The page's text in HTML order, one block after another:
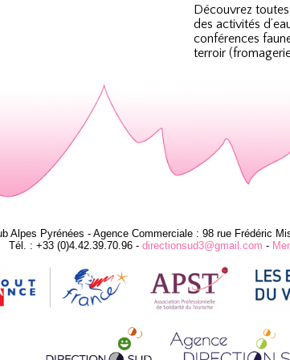
Découvrez
des activités
conférences
terroir
Alpes Pyrénées - Agence Commerciale : 98 rue Frédéric
Tél. : +33 (0)4.42.39.70.96 - directionsud3@gmail.com -